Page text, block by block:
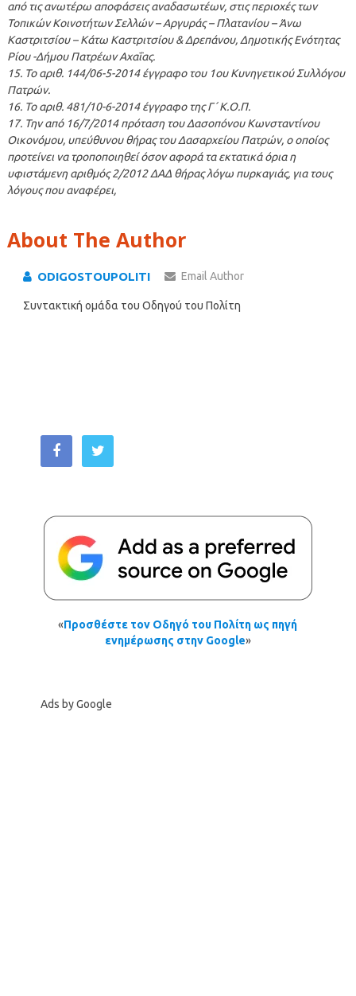
από τις ανωτέρω αποφάσεις αναδασωτέων, στις περιοχές των
Τοπικών Κοινοτήτων Σελλών – Αργυράς – Πλατανίου – Άνω
Καστριτσίου – Κάτω Καστριτσίου & Δρεπάνου, Δημοτικής Ενότητας
Ρίου -Δήμου Πατρέων Αχαΐας.
15. Το αριθ. 144/06-5-2014 έγγραφο του 1ου Κυνηγετικού Συλλόγου
Πατρών.
16. Το αριθ. 481/10-6-2014 έγγραφο της Γ΄ Κ.Ο.Π.
17. Την από 16/7/2014 πρόταση του Δασοπόνου Κωνσταντίνου
Οικονόμου, υπεύθυνου θήρας του Δασαρχείου Πατρών, ο οποίος
προτείνει να τροποποιηθεί όσον αφορά τα εκτατικά όρια η
υφιστάμενη αριθμός 2/2012 ΔΑΔ θήρας λόγω πυρκαγιάς, για τους
λόγους που αναφέρει,
About The Author
ODIGOSTOUPOLITI Email Author
Συντακτική ομάδα του Οδηγού του Πολίτη
«Προσθέστε τον Οδηγό του Πολίτη ως πηγή
ενημέρωσης στην Google»
Ads by Google